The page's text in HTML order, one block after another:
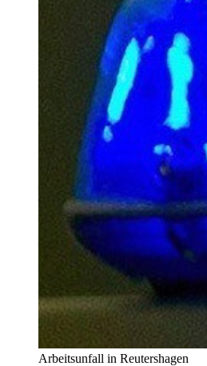
Arbeitsunfall in Reutershagen